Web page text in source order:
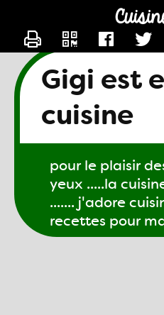
Gigi est
cuisine
pour le plaisir
yeux .....la
....... j'adore
recettes pour